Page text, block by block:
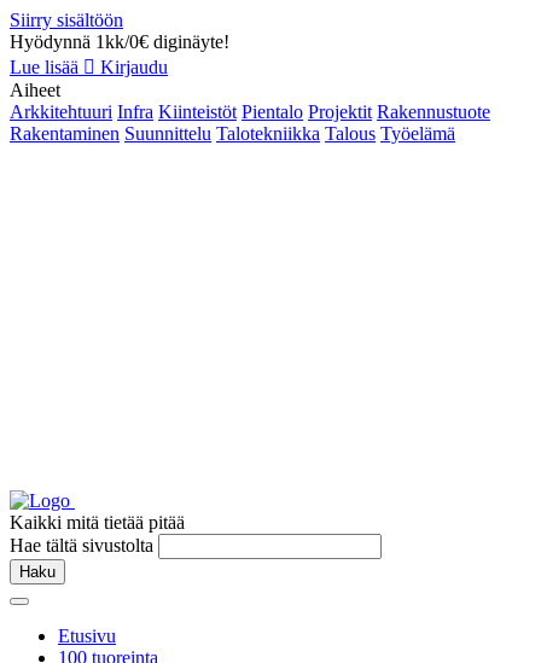
Siirry sisältöön
Hyödynnä 1kk/0€ diginäyte!
Lue lisää
Kirjaudu
Aiheet
Arkkitehtuuri Infra Kiinteistöt Pientalo Projektit Rakennustuote
Rakentaminen Suunnittelu Talotekniikka Talous Työelämä
Kaikki mitä tietää pitää
Hae tältä sivustolta
Haku
Etusivu
100 tuoreinta